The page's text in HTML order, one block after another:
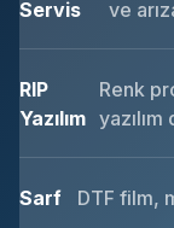
Servis
ve
RIP
Yazılım
Renk
Sarf DTF film,